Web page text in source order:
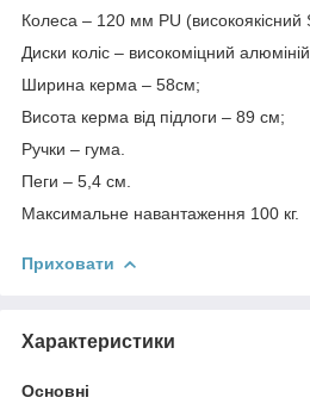
Колеса – 120 мм PU (високоякісний
Диски коліс – високоміцний
Ширина керма – 58см;
Висота керма від підлоги – 89 см;
Ручки – гума.
Пеги – 5,4 см.
Максимальне навантаження 100 кг.
Приховати
Характеристики
Основні